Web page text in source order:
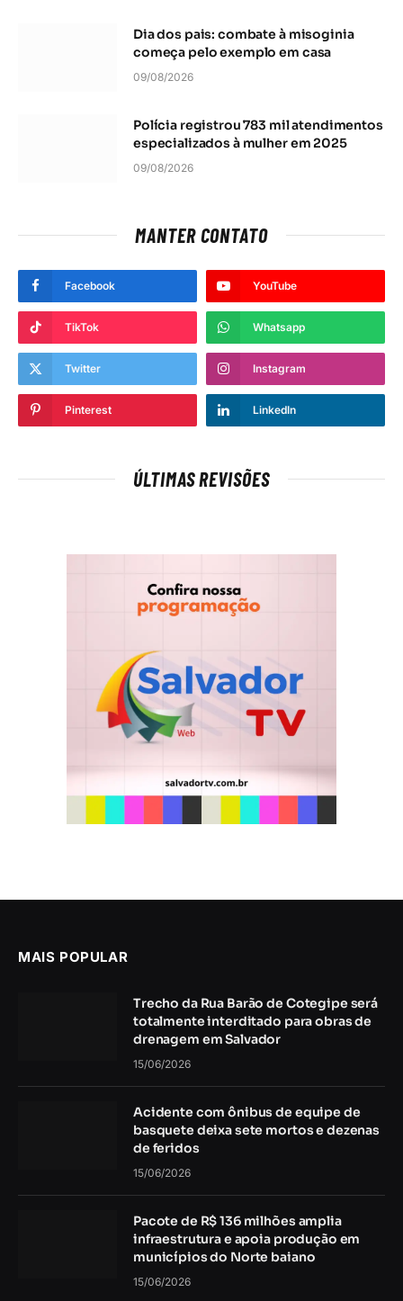
Dia dos pais: combate à misoginia
começa pelo exemplo em casa
09/08/2026
Polícia registrou 783 mil atendimentos
especializados à mulher em 2025
09/08/2026
MANTER CONTATO
Facebook YouTube
TikTok Whatsapp
Twitter Instagram
Pinterest LinkedIn
ÚLTIMAS REVISÕES
MAIS POPULAR
Trecho da Rua Barão de Cotegipe será
totalmente interditado para obras de
drenagem em Salvador
15/06/2026
Acidente com ônibus de equipe de
basquete deixa sete mortos e dezenas
de feridos
15/06/2026
Pacote de R$ 136 milhões amplia
infraestrutura e apoia produção em
municípios do Norte baiano
15/06/2026